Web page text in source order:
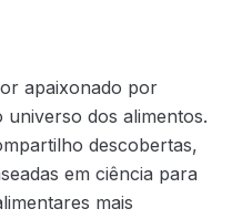
apaixonado por
dos alimentos.
descobertas,
em ciência para
mais